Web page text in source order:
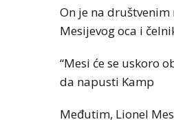
On je na
Mesijevog oca i
“Mesi će se uskoro
da napusti Kamp
Međutim, Lionel